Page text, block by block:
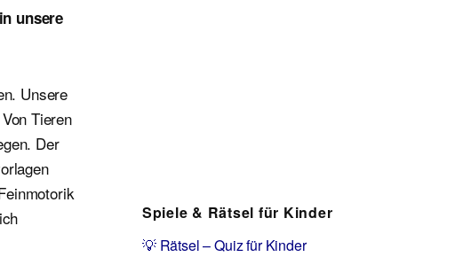
unsere
Unsere
Tieren
Der
Spiele & Rätsel für Kinder
💡 Rätsel – Quiz für Kinder